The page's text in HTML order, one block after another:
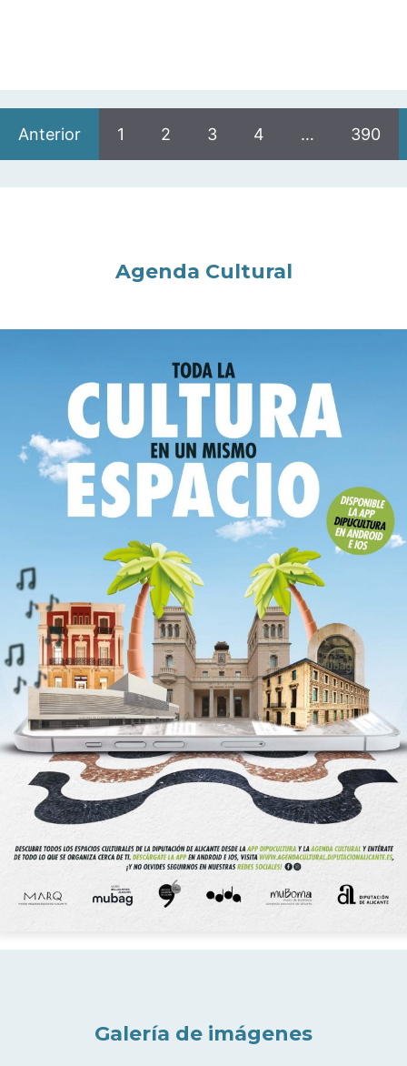
Anterior 1 2 3 4 … 390
Agenda Cultural
Galería de imágenes